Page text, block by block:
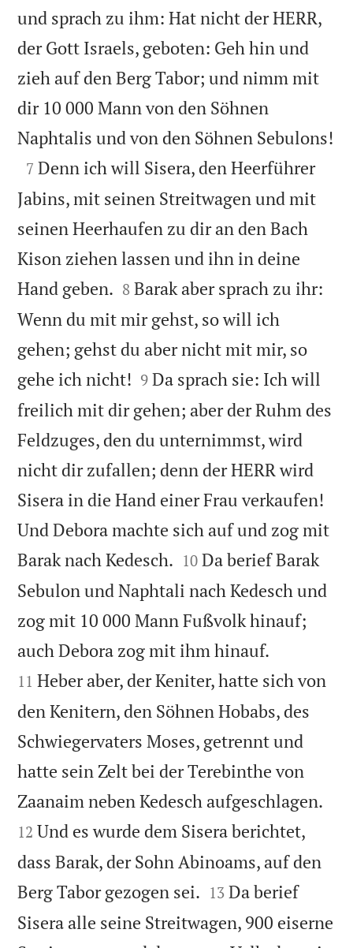
und sprach zu ihm: Hat nicht der HERR,
der Gott Israels, geboten: Geh hin und
zieh auf den Berg Tabor; und nimm mit
dir 10 000 Mann von den Söhnen
Naphtalis und von den Söhnen Sebulons!

7 Denn ich will Sisera, den Heerführer
Jabins, mit seinen Streitwagen und mit
seinen Heerhaufen zu dir an den Bach
Kison ziehen lassen und ihn in deine
Hand geben. 

8 Barak aber sprach zu ihr:
Wenn du mit mir gehst, so will ich
gehen; gehst du aber nicht mit mir, so
gehe ich nicht! 

9 Da sprach sie: Ich will
freilich mit dir gehen; aber der Ruhm des
Feldzuges, den du unternimmst, wird
nicht dir zufallen; denn der HERR wird
Sisera in die Hand einer Frau verkaufen!
Und Debora machte sich auf und zog mit
Barak nach Kedesch. 

10 Da berief Barak
Sebulon und Naphtali nach Kedesch und
zog mit 10 000 Mann Fußvolk hinauf;
auch Debora zog mit ihm hinauf.
11 Heber aber, der Keniter, hatte sich von
den Kenitern, den Söhnen Hobabs, des
Schwiegervaters Moses, getrennt und
hatte sein Zelt bei der Terebinthe von
Zaanaim neben Kedesch aufgeschlagen.
12 Und es wurde dem Sisera berichtet,
dass Barak, der Sohn Abinoams, auf den
Berg Tabor gezogen sei. 

13 Da berief
Sisera alle seine Streitwagen, 900 eiserne